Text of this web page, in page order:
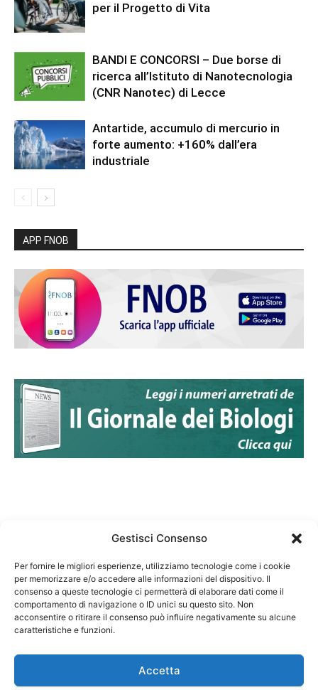
Gestisci Consenso
Per fornire le migliori esperienze, utilizziamo tecnologie come i cookie
per memorizzare e/o accedere alle informazioni del dispositivo. Il
consenso a queste tecnologie ci permetterà di elaborare dati come il
comportamento di navigazione o ID unici su questo sito. Non
acconsentire o ritirare il consenso può influire negativamente su alcune
caratteristiche e funzioni.
Accetta
per il Progetto di Vita
BANDI E CONCORSI – Due borse di
ricerca all’Istituto di Nanotecnologia
(CNR Nanotec) di Lecce
Antartide, accumulo di mercurio in
forte aumento: +160% dall’era
industriale
APP FNOB
Federazione Nazionale Degli Ordini dei Biologi:
codice fiscale 80069130583
Responsabile sito internet www.fnob.it: